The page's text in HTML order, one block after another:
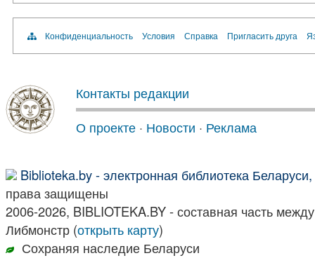
Конфиденциальность Условия Справка Пригласить друга
Контакты редакции
О проекте · Новости · Реклама
Biblioteka.by - электронная библиотека
права защищены
2006-2026, BIBLIOTEKA.BY - составная часть
Либмонстр (открыть карту)
Сохраняя наследие Беларуси